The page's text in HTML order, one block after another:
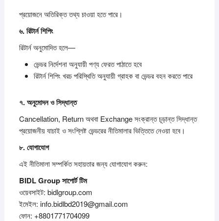
প্রয়োজনে অতিরিক্ত তথ্য চাওয়া হতে পারে।
৬.রিটার্নশিপিং
রিটার্ন অনুমোদিত হলে—
ভেন্ডর নির্দেশনা অনুযায়ী পণ্য ফেরত পাঠাতে হবে
রিটার্ন শিপিং খরচ পরিস্থিতি অনুযায়ী গ্রাহক বা ভেন্ডর বহন করতে পারে
৭.অনুমোদনওসিদ্ধান্ত
Cancellation, Return অথবা Exchange সংক্রান্ত চূড়ান্ত সিদ্ধান্ত
প্রয়োজনীয় যাচাই ও সংশ্লিষ্ট ভেন্ডরের নীতিমালার ভিত্তিতে নেওয়া হবে।
৮.যোগাযোগ
এই নীতিমালা সম্পর্কিত সহায়তার জন্য যোগাযোগ করুন:
BIDL Groupসাপোর্টটিম
ওয়েবসাইট: bidlgroup.com
ইমেইল: info.bidlbd2019@gmail.com
ফোন: +8801771704099